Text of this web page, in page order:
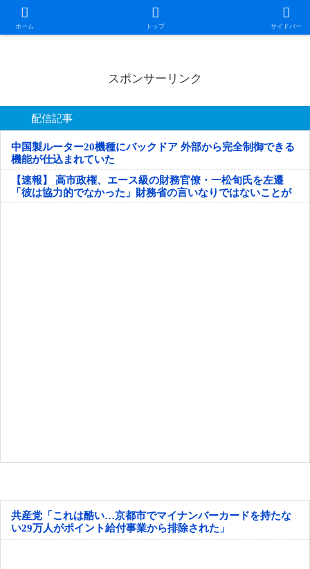
ホーム トップ サイドバー
日本第一！ニュース録
スポンサーリンク
配信記事
中国製ルーター20機種にバックドア 外部から完全制御できる
機能が仕込まれていた
【速報】 高市政権、エース級の財務官僚・一松旬氏を左遷
「彼は協力的でなかった」財務省の言いなりではないことが
判明
共産党「これは酷い…京都市でマイナンバーカードを持たな
い29万人がポイント給付事業から排除された」